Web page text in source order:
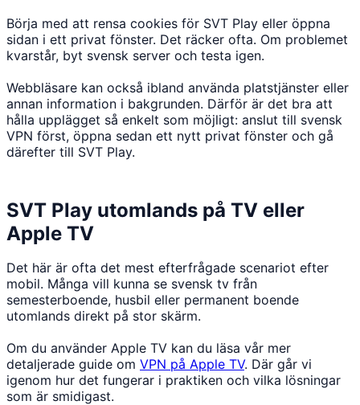
Börja med att rensa cookies för SVT Play eller öppna
sidan i ett privat fönster. Det räcker ofta. Om problemet
kvarstår, byt svensk server och testa igen.
Webbläsare kan också ibland använda platstjänster eller
annan information i bakgrunden. Därför är det bra att
hålla upplägget så enkelt som möjligt: anslut till svensk
VPN först, öppna sedan ett nytt privat fönster och gå
därefter till SVT Play.
SVT Play utomlands på TV eller
Apple TV
Det här är ofta det mest efterfrågade scenariot efter
mobil. Många vill kunna se svensk tv från
semesterboende, husbil eller permanent boende
utomlands direkt på stor skärm.
Om du använder Apple TV kan du läsa vår mer
detaljerade guide om VPN på Apple TV. Där går vi
igenom hur det fungerar i praktiken och vilka lösningar
som är smidigast.